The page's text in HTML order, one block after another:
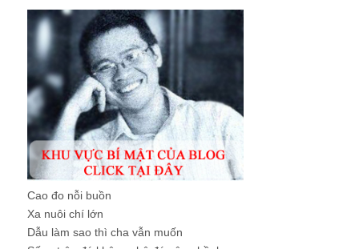
Cao đo nỗi buồn
Xa nuôi chí lớn
Dẫu làm sao thì cha vẫn muốn